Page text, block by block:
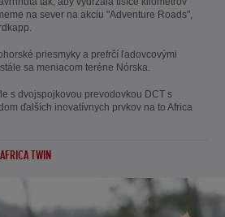
na sever na akciu "Adventure Roads",
priesmyky a prefrčí ľadovcovými
sa meniacom teréne Nórska.
s dvojspojkovou prevodovkou DCT s
ďalších inovatívnych prvkov na to Africa
TWIN